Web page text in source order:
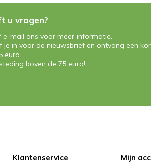
u vragen?
e-mail ons voor meer informatie.
je in voor de nieuwsbrief en ontvang een
euro
boven de 75 euro!
Klantenservice Mijn